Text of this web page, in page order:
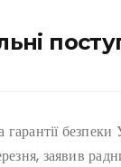
безпеки
заявив